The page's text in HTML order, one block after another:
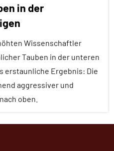
in der
Wissenschaftler
Tauben in der unteren
erstaunliche Ergebnis: Die
aggressiver und
oben.